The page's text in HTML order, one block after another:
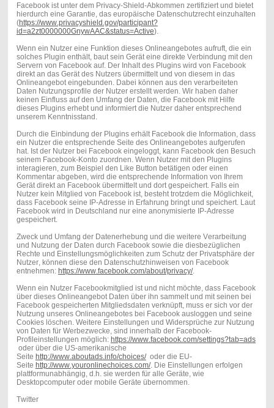
Facebook ist unter dem Privacy-Shield-Abkommen zertifiziert und bietet
hierdurch eine Garantie, das europäische Datenschutzrecht einzuhalten
(https://www.privacyshield.gov/participant?
id=a2zt0000000GnywAAC&status=Active).
Wenn ein Nutzer eine Funktion dieses Onlineangebotes aufruft, die ein
solches Plugin enthält, baut sein Gerät eine direkte Verbindung mit den
Servern von Facebook auf. Der Inhalt des Plugins wird von Facebook
direkt an das Gerät des Nutzers übermittelt und von diesem in das
Onlineangebot eingebunden. Dabei können aus den verarbeiteten
Daten Nutzungsprofile der Nutzer erstellt werden. Wir haben daher
keinen Einfluss auf den Umfang der Daten, die Facebook mit Hilfe
dieses Plugins erhebt und informiert die Nutzer daher entsprechend
unserem Kenntnisstand.
Durch die Einbindung der Plugins erhält Facebook die Information, dass
ein Nutzer die entsprechende Seite des Onlineangebotes aufgerufen
hat. Ist der Nutzer bei Facebook eingeloggt, kann Facebook den Besuch
seinem Facebook-Konto zuordnen. Wenn Nutzer mit den Plugins
interagieren, zum Beispiel den Like Button betätigen oder einen
Kommentar abgeben, wird die entsprechende Information von Ihrem
Gerät direkt an Facebook übermittelt und dort gespeichert. Falls ein
Nutzer kein Mitglied von Facebook ist, besteht trotzdem die Möglichkeit,
dass Facebook seine IP-Adresse in Erfahrung bringt und speichert. Laut
Facebook wird in Deutschland nur eine anonymisierte IP-Adresse
gespeichert.
Zweck und Umfang der Datenerhebung und die weitere Verarbeitung
und Nutzung der Daten durch Facebook sowie die diesbezüglichen
Rechte und Einstellungsmöglichkeiten zum Schutz der Privatsphäre der
Nutzer, können diese den Datenschutzhinweisen von Facebook
entnehmen: https://www.facebook.com/about/privacy/.
Wenn ein Nutzer Facebookmitglied ist und nicht möchte, dass Facebook
über dieses Onlineangebot Daten über ihn sammelt und mit seinen bei
Facebook gespeicherten Mitgliedsdaten verknüpft, muss er sich vor der
Nutzung unseres Onlineangebotes bei Facebook ausloggen und seine
Cookies löschen. Weitere Einstellungen und Widersprüche zur Nutzung
von Daten für Werbezwecke, sind innerhalb der Facebook-
Profileinstellungen möglich: https://www.facebook.com/settings?tab=ads
oder über die US-amerikanische
Seite http://www.aboutads.info/choices/oder die EU-
Seite http://www.youronlinechoices.com/. Die Einstellungen erfolgen
plattformunabhängig, d.h. sie werden für alle Geräte, wie
Desktopcomputer oder mobile Geräte übernommen.
Twitter